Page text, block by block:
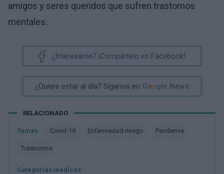
amigos y seres queridos que sufren trastornos
mentales.
¿Interesante? ¡Compártelo en Facebook!
¿Quiere estar al día? Síganos en Google News
RELACIONADO
Temas Covid-19 Enfermedad-riesgo Pandemia
Trastornos
Categorías médicas